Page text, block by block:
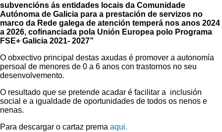
subvencións ás entidades locais da Comunidade
Autónoma de Galicia para a prestación de servizos no
marco da Rede galega de atención temperá nos anos 2024
a 2026, cofinanciada pola Unión Europea polo Programa
FSE+ Galicia 2021- 2027”
O obxectivo principal destas axudas é promover a autonomía
persoal de menores de 0 a 6 anos con trastornos no seu
desenvolvemento.
O resultado que se pretende acadar é facilitar a inclusión
social e a igualdade de oportunidades de todos os nenos e
nenas.
Para descargar o cartaz prema aqui.